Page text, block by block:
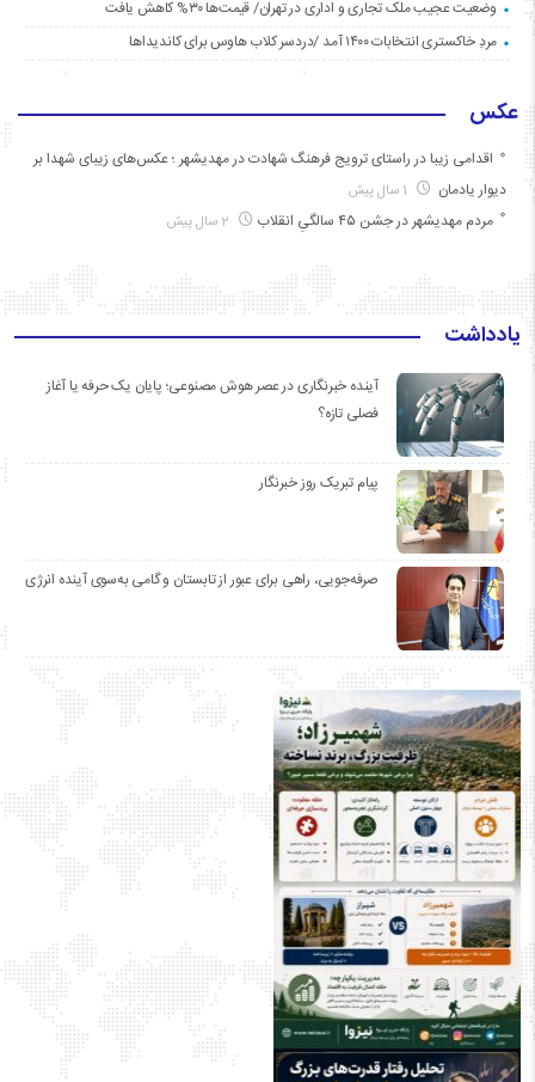
وضعیت عجیب ملک تجاری و اداری در تهران/ قیمت‌ها ۳۰% کاهش یافت
مردِ خاکستری انتخابات ۱۴۰۰ آمد /دردسر کلاب هاوس برای کاندیداها
عکس
اقدامی زیبا در راستای ترویج فرهنگ شهادت در مهدیشهر ؛ عکس‌های زیبای شهدا بر
دیوار یادمان
مردم مهدیشهر در جشن ۴۵ سالگیِ انقلاب
یادداشت
آینده خبرنگاری در عصر هوش مصنوعی؛ پایان یک حرفه یا آغاز
فصلی تازه؟
پیام تبریک روز خبرنگار
صرفه‌جویی، راهی برای عبور از تابستان و گامی به‌سوی آینده انرژی